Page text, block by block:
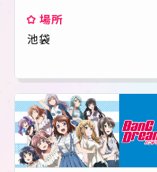
場所
池袋